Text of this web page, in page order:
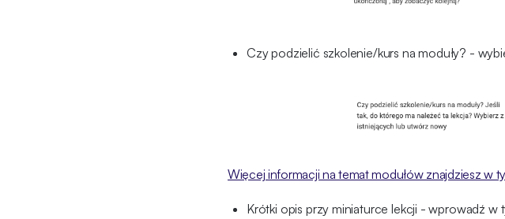
Czy podzielić szkolenie/kurs na moduły? -
Więcej informacji na temat modułów znajdziesz w
Krótki opis przy miniaturce lekcji - wprowadź